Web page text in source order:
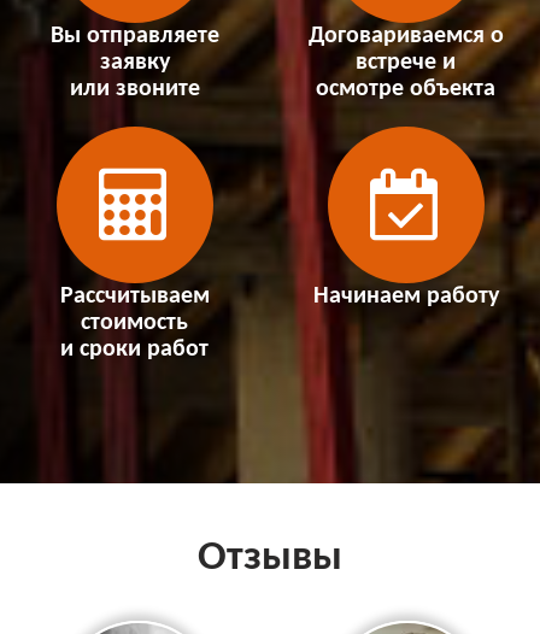
Вы отправляете
заявку
или звоните
Договариваемся о
встрече и
осмотре объекта
Рассчитываем
стоимость
и сроки работ
Начинаем работу
Отзывы